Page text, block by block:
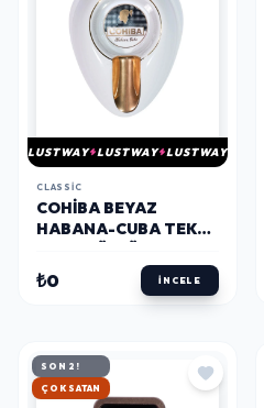
LUSTWAY LUSTWAY LUSTWAY
CLASSIC
COHIBA BEYAZ
HABANA-CUBA TEKLI
CKL0151 - PARMIDA
₺0 İNCELE
SON 2!
HIZLI KARGO